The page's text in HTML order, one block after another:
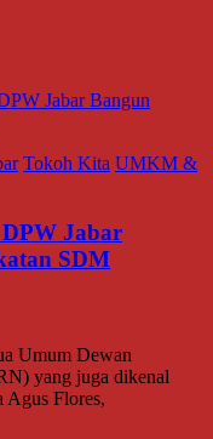
Tokoh Kita UMKM &
Jabar
SDM
Umum Dewan
yang juga dikenal
Agus Flores,